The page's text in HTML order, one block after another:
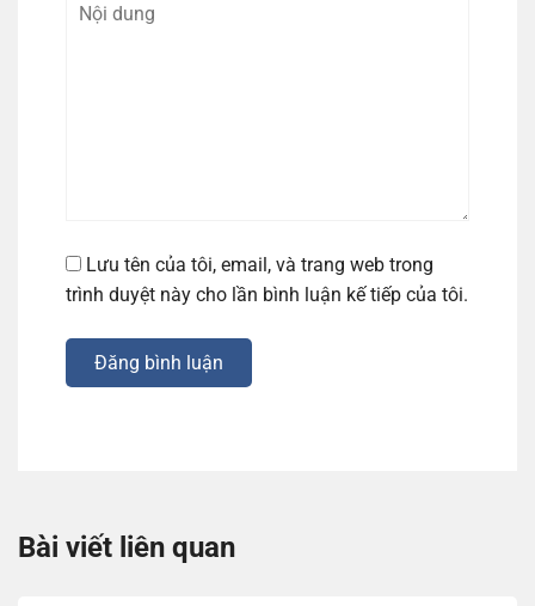
Lưu tên của tôi, email, và trang web trong
trình duyệt này cho lần bình luận kế tiếp của tôi.
Đăng bình luận
Bài viết liên quan